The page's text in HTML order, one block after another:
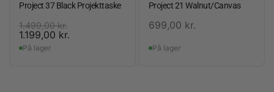
Project 37 Black Projekttaske
1.499,00kr.
1.199,00 kr.
På lager
Project 21 Walnut/Canvas
699,00 kr.
På lager